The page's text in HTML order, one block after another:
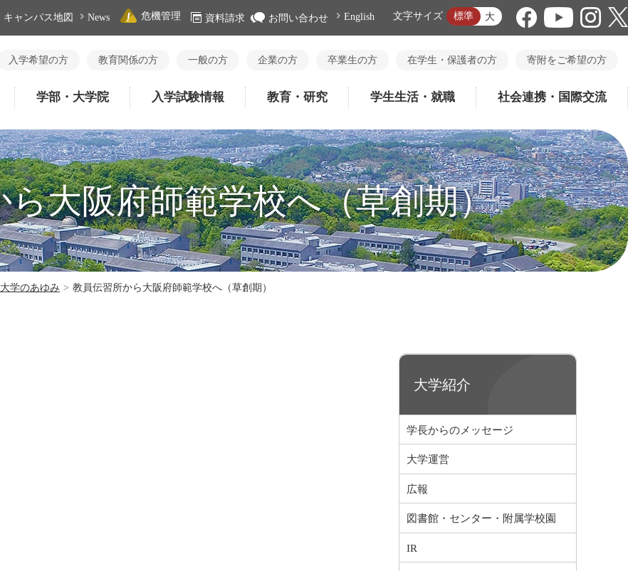
キャンパス地図 News 危機管理 資料請求 お問い合わせ English 文字サイズ 標準 大
入学希望の方 教育関係の方 一般の方 企業の方 卒業生の方 在学生・保護者の方 寄附をご希望の方
学部・大学院 入学試験情報 教育・研究 学生生活・就職 社会連携・国際交流
ら大阪府師範学校へ（草創期）
学のあゆみ > 教員伝習所から大阪府師範学校へ（草創期）
大学紹介
学長からのメッセージ
大学運営
広報
図書館・センター・附属学校園
IR